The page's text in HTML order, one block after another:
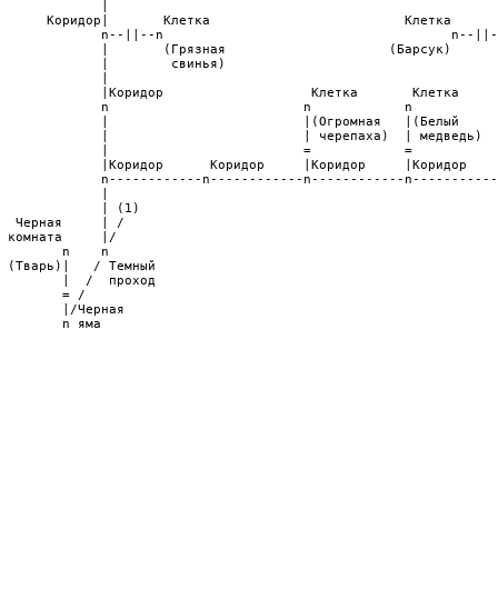
Коридор|       Клетка                         Клетка
n--||--n                                     n--
|       (Грязная                     (Барсук)
|        свинья)
|Коридор                   Клетка       Клетка
n                         n            n
|                         |(Огромная   |(Белый
|                         | черепаха)  | медведь)
|                         =            =
|Коридор      Коридор     |Коридор     |Коридор
n------------n------------n------------
             | (1)
  Черная     | /
комната     |/
        n    n
(Тварь)|   / Темный
        |  /  проход
        = /
        |/Черная